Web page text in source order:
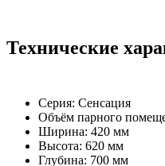
Технические
Серия: Сенсация
Объём парного
Ширина: 420 мм
Высота: 620 мм
Глубина: 700 мм